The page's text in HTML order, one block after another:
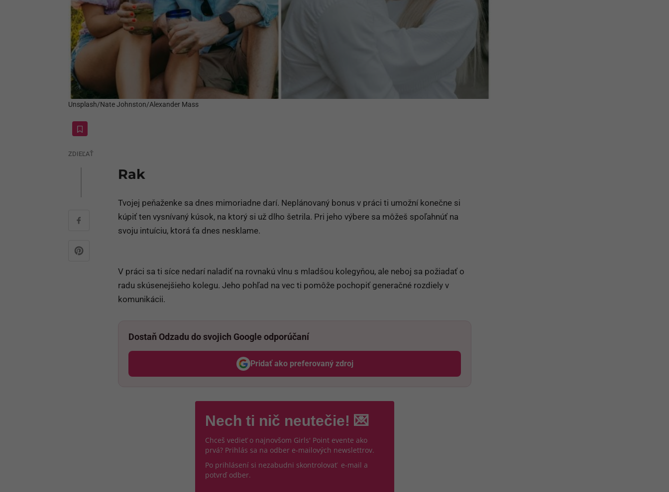
Unsplash/Nate Johnston/Alexander Mass
ZDIEĽAŤ
Rak
Tvojej peňaženke sa dnes mimoriadne darí. Neplánovaný bonus v práci ti umožní konečne si
kúpiť ten vysnívaný kúsok, na ktorý si už dlho šetrila. Pri jeho výbere sa môžeš spoľahnúť na
svoju intuíciu, ktorá ťa dnes nesklame.
V práci sa ti síce nedarí naladiť na rovnakú vlnu s mladšou kolegyňou, ale neboj sa požiadať o
radu skúsenejšieho kolegu. Jeho pohľad na vec ti pomôže pochopiť generačné rozdiely v
komunikácii.
Dostaň Odzadu do svojich Google odporúčaní
Pridať ako preferovaný zdroj
Odzadu, odkaz sa otvorí v novom okne
Nech ti nič neutečie! 💌
Chceš vedieť o najnovšom Girls' Point evente ako
prvá? Prihlás sa na odber e-mailových newslettrov.
Po prihlásení si nezabudni skontrolovať e-mail a
potvrď odber.